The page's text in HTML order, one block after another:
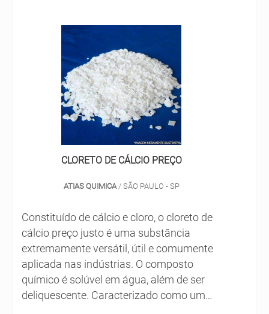
CLORETO DE CÁLCIO PREÇO
ATIAS QUIMICA/ SÃO PAULO - SP
Constituído de cálcio e cloro, o cloreto de
cálcio preço justo é uma substância
extremamente versátil, útil e comumente
aplicada nas indústrias. O composto
químico é solúvel em água, além de ser
deliquescente. Caracterizado como um